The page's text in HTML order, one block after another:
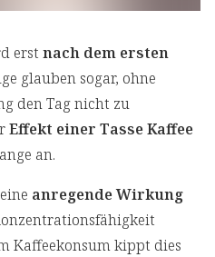
erst nach dem ersten
glauben sogar, ohne
den Tag nicht zu
Effekt einer Tasse Kaffee
an.
anregende Wirkung
Kaffeekonsum kippt dies